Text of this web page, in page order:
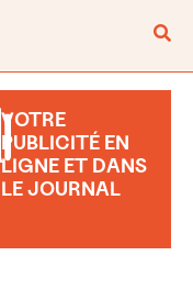
VOTRE
PUBLICITÉ EN
LIGNE ET DANS
LE JOURNAL